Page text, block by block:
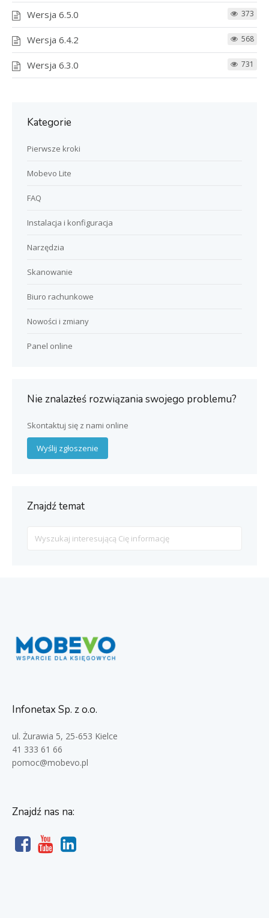
Wersja 6.5.0 373
Wersja 6.4.2 568
Wersja 6.3.0 731
Kategorie
Pierwsze kroki
Mobevo Lite
FAQ
Instalacja i konfiguracja
Narzędzia
Skanowanie
Biuro rachunkowe
Nowości i zmiany
Panel online
Nie znalazłeś rozwiązania swojego problemu?
Skontaktuj się z nami online
Wyślij zgłoszenie
Znajdź temat
For
Infonetax Sp. z o.o.
ul. Żurawia 5, 25-653 Kielce
41 333 61 66
pomoc@mobevo.pl
Znajdź nas na: